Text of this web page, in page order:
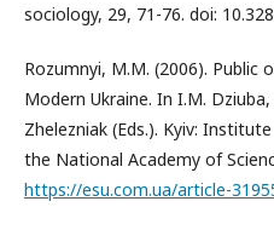
sociology, 29, 71-76. doi:
Rozumnyi, M.M. (2006). Public
Modern Ukraine. In I.M.
Zhelezniak (Eds.). Kyiv:
the National Academy of
https://esu.com.ua/article-